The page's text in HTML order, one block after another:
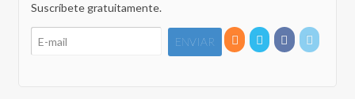
Suscríbete gratuitamente.